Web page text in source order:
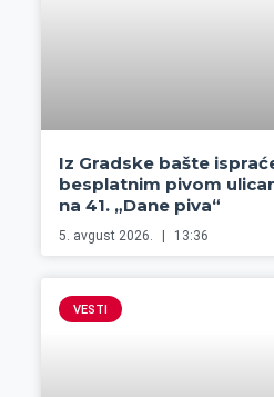
Iz Gradske bašte
besplatnim pivom
na 41. „Dane piva“
5. avgust 2026. 13:36
VESTI